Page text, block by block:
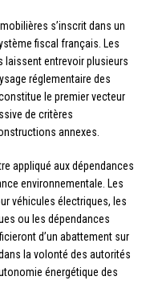
s’inscrit dans un
fiscal français. Les
laissent entrevoir plusieurs
réglementaire des
le premier vecteur
de critères
annexes.
appliqué aux dépendances
environnementale. Les
véhicules électriques, les
ou les dépendances
d’un abattement sur
la volonté des autorités
énergétique des